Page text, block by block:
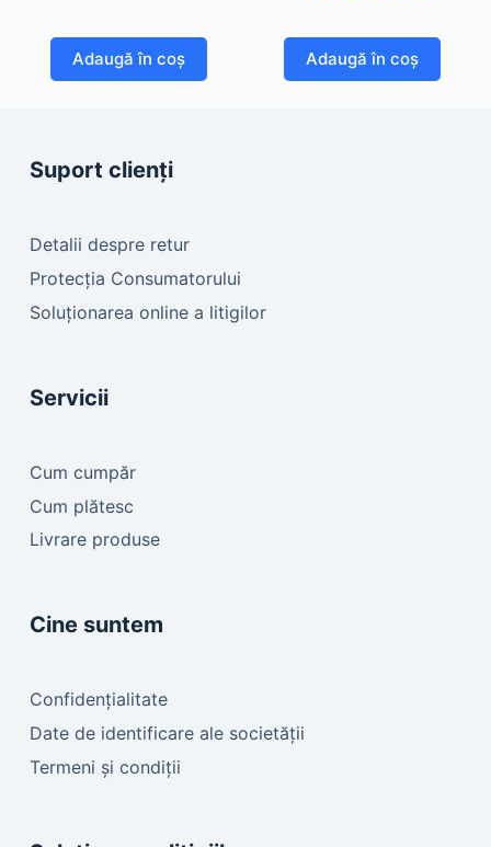
Adaugă în coș Adaugă în coș
Suport clienți
Detalii despre retur
Protecția Consumatorului
Soluționarea online a litigilor
Servicii
Cum cumpăr
Cum plătesc
Livrare produse
Cine suntem
Confidențialitate
Date de identificare ale societății
Termeni și condiții